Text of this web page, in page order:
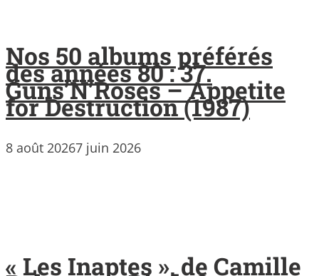
Nos 50 albums préférés
des années 80 : 37.
Guns’N’Roses – Appetite
for Destruction (1987)
8 août 20267 juin 2026
« Les Inaptes », de Camille